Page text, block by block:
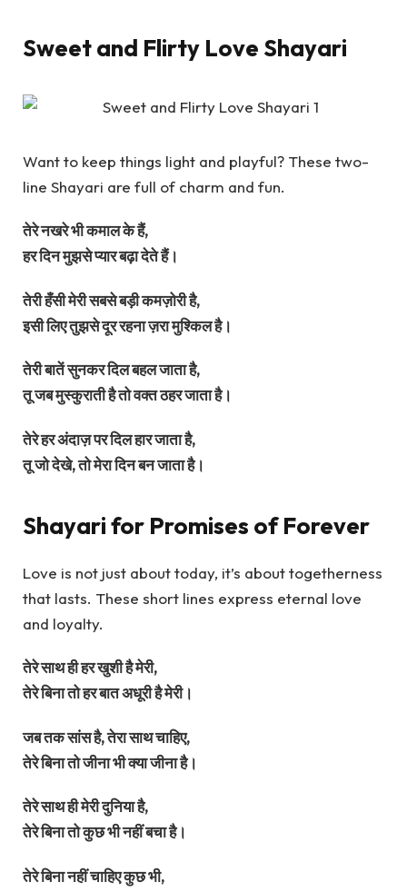
Sweet and Flirty Love Shayari
Want to keep things light and playful? These two-
line Shayari are full of charm and fun.
तेरे नखरे भी कमाल के हैं,
हर दिन मुझसे प्यार बढ़ा देते हैं।
तेरी हँसी मेरी सबसे बड़ी कमज़ोरी है,
इसी लिए तुझसे दूर रहना ज़रा मुश्किल है।
तेरी बातें सुनकर दिल बहल जाता है,
तू जब मुस्कुराती है तो वक्त ठहर जाता है।
तेरे हर अंदाज़ पर दिल हार जाता है,
तू जो देखे, तो मेरा दिन बन जाता है।
Shayari for Promises of Forever
Love is not just about today, it’s about togetherness
that lasts. These short lines express eternal love
and loyalty.
तेरे साथ ही हर खुशी है मेरी,
तेरे बिना तो हर बात अधूरी है मेरी।
जब तक सांस है, तेरा साथ चाहिए,
तेरे बिना तो जीना भी क्या जीना है।
तेरे साथ ही मेरी दुनिया है,
तेरे बिना तो कुछ भी नहीं बचा है।
तेरे बिना नहीं चाहिए कुछ भी,